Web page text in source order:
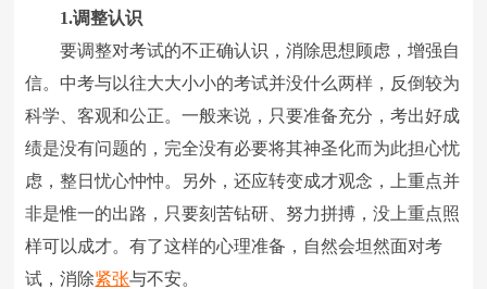
1.调整认识
要调整对考试的不正确认识，消除思想顾虑，增强自
信。中考与以往大大小小的考试并没什么两样，反倒较为
科学、客观和公正。一般来说，只要准备充分，考出好成
绩是没有问题的，完全没有必要将其神圣化而为此担心忧
虑，整日忧心忡忡。另外，还应转变成才观念，上重点并
非是惟一的出路，只要刻苦钻研、努力拼搏，没上重点照
样可以成才。有了这样的心理准备，自然会坦然面对考
试，消除紧张与不安。